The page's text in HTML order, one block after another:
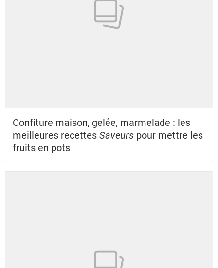
Confiture maison, gelée, marmelade : les
meilleures recettesSaveurs pour mettre les
fruits en pots